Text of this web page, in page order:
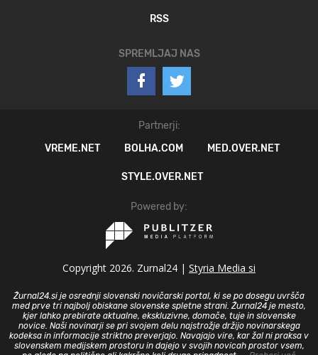
RSS
SPREMLJAJ NAS
Partnerji:
VREME.NET
BOLHA.COM MED.OVER.NET
STYLE.OVER.NET
Powered by:
Copyright 2026. Zurnal24 | Styria Media si
Žurnal24.si je osrednji slovenski novičarski portal, ki se po dosegu uvršča
med prve tri najbolj obiskane slovenske spletne strani. Žurnal24 je mesto,
kjer lahko prebirate aktualne, ekskluzivne, domače, tuje in slovenske
novice. Naši novinarji se pri svojem delu najstrožje držijo novinarskega
kodeksa in informacije striktno preverjajo. Navajajo vire, kar žal ni praksa v
slovenskem medijskem prostoru in dajejo v svojih novicah prostor vsem,